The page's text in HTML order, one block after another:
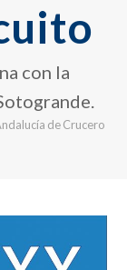
con la
de Crucero